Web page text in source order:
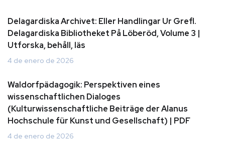
Delagardiska Archivet: Eller Handlingar Ur Grefl.
Delagardiska Bibliotheket På Löberöd, Volume 3 |
Utforska, behåll, läs
4 de enero de 2026
Waldorfpädagogik: Perspektiven eines
wissenschaftlichen Dialoges
(Kulturwissenschaftliche Beiträge der Alanus
Hochschule für Kunst und Gesellschaft) | PDF
4 de enero de 2026